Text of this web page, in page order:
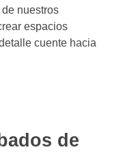
nuestros
espacios
cuente hacia
de